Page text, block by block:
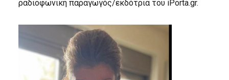
ραδιοφωνική παραγωγός/εκδότρια του iPorta.gr.